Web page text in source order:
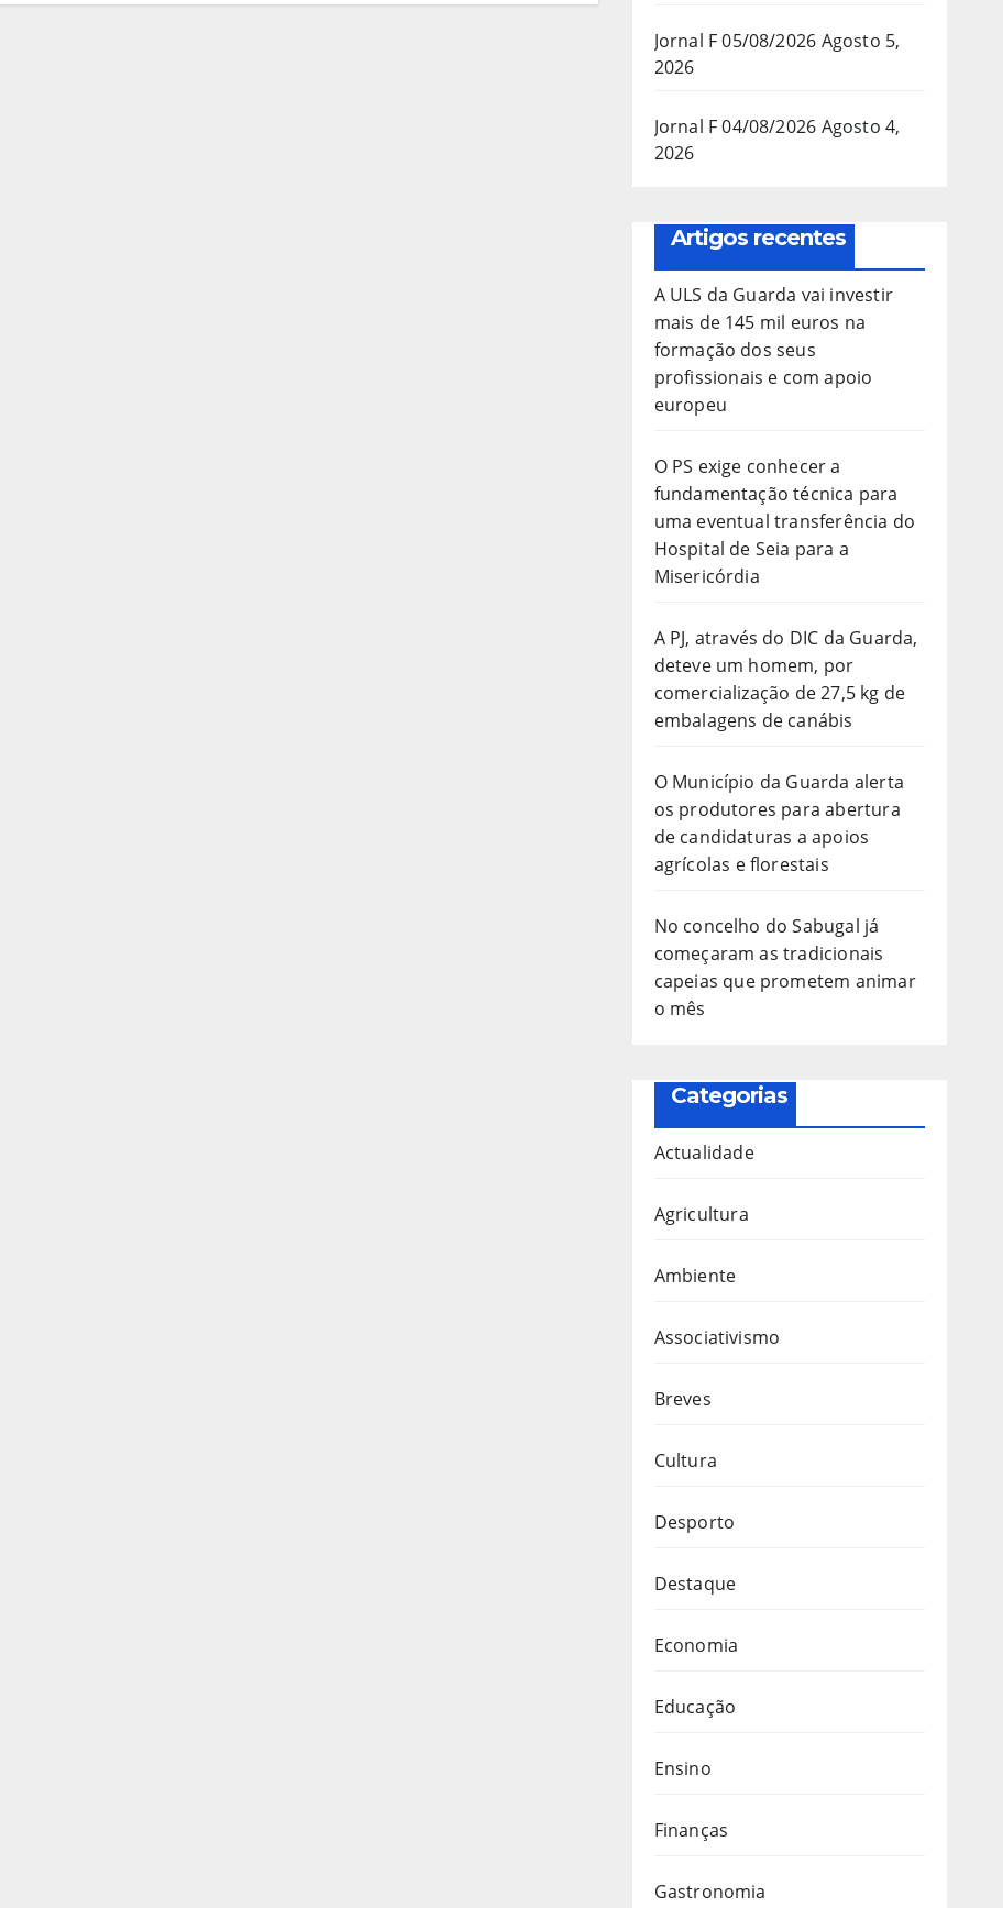
Jornal F 05/08/2026 Agosto 5,
2026
Jornal F 04/08/2026 Agosto 4,
2026
Artigos recentes
A ULS da Guarda vai investir
mais de 145 mil euros na
formação dos seus
profissionais e com apoio
europeu
O PS exige conhecer a
fundamentação técnica para
uma eventual transferência do
Hospital de Seia para a
Misericórdia
A PJ, através do DIC da Guarda,
deteve um homem, por
comercialização de 27,5 kg de
embalagens de canábis
O Município da Guarda alerta
os produtores para abertura
de candidaturas a apoios
agrícolas e florestais
No concelho do Sabugal já
começaram as tradicionais
capeias que prometem animar
o mês
Categorias
Actualidade
Agricultura
Ambiente
Associativismo
Breves
Cultura
Desporto
Destaque
Economia
Educação
Ensino
Finanças
Gastronomia